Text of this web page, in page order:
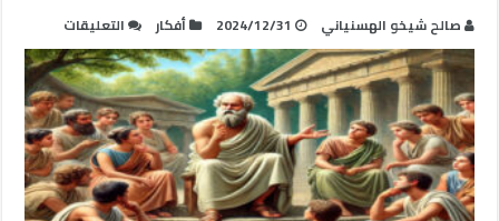
صالح شيخو الهسنياني 2024/12/31 أفكار التعليقات
الحوار
السقراطي
التعليمي
مغلقة